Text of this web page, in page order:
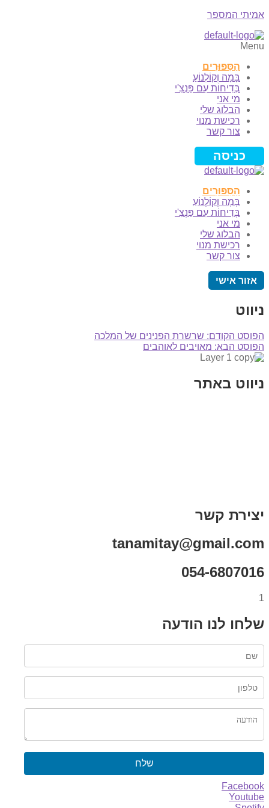
אמיתי המספר
Menu
הַסִּפּוּרִים
בָּמָה וְקוֹלְנוֹעַ
בְּדִיחוֹת עִם פַּנְצִ'י
מי אני
הבלוג שלי
רכישת מנוי
צור קשר
כניסה
הַסִּפּוּרִים
בָּמָה וְקוֹלְנוֹעַ
בְּדִיחוֹת עִם פַּנְצִ'י
מי אני
הבלוג שלי
רכישת מנוי
צור קשר
אזור אישי
ניווט
הפוסט הקודם: שרשרת הפנינים של המלכה
הפוסט הבא: מאויבים לאוהבים
ניווט באתר
יצירת קשר
tanamitay@gmail.com
054-6807016
1
שלחו לנו הודעה
שלח
Facebook
Youtube